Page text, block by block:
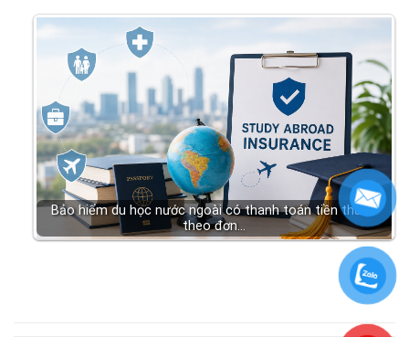
Bảo hiểm du học nước ngoài có thanh toán tiền thuốc
theo đơn…